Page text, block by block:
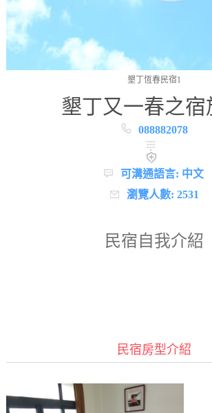
墾丁恆春民宿1
墾丁又一春之宿
088882078
可溝通語言: 中文
瀏覽人數: 2531
民宿自我介紹
民宿房型介紹